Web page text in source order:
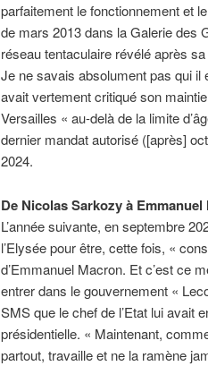
parfaitement le fonctionnement et
de mars 2013 dans la Galerie des
réseau tentaculaire révélé après
Je ne savais absolument pas qui il
avait vertement critiqué son
Versailles « au-delà de la limite
dernier mandat autorisé ([après]
2024.
De Nicolas Sarkozy à Emmanuel
L’année suivante, en septembre
l’Elysée pour être, cette fois, «
d’Emmanuel Macron. Et c’est ce
entrer dans le gouvernement «
SMS que le chef de l’Etat lui avait
présidentielle. « Maintenant,
partout, travaille et ne la ramène